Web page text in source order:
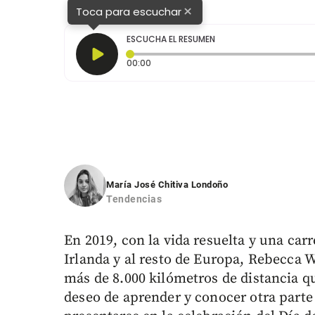
Toca para escuchar×
ESCUCHA EL RESUMEN
00:00
María José Chitiva Londoño
Tendencias
En 2019, con la vida resuelta y una
Irlanda y al resto de Europa, Rebecca
más de 8.000 kilómetros de distancia
deseo de aprender y conocer otra